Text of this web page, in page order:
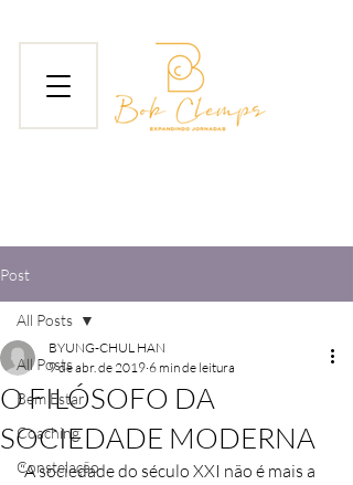
Post
All Posts
Bem Estar
Coaching
Constelação
All Posts
O FILÓSOFO DA
SOCIEDADE MODERNA
BYUNG-CHUL HAN
9 de abr. de 2019 6 min de leitura
“A sociedade do século XXI não é mais a